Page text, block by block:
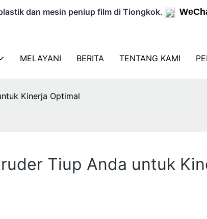
dan mesin peniup film di Tiongkok.
MELAYANI BERITA TENTANG KAMI
Kinerja Optimal
Tiup Anda untuk